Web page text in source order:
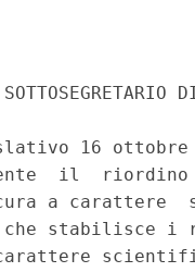
SOTTOSEGRETARIO
16
il
a carattere
stabilisce i
carattere